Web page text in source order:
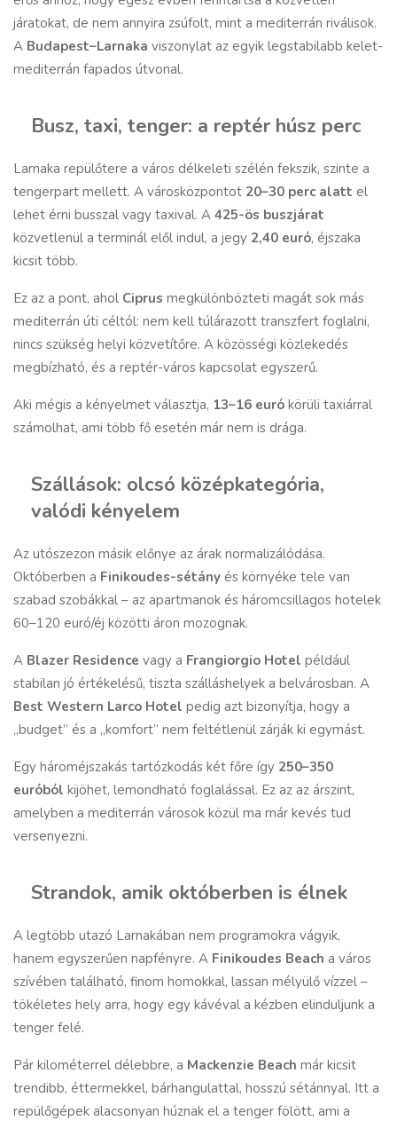
járatokat, de nem annyira zsúfolt, mint a mediterrán riválisok.
A Budapest–Larnaka viszonylat az egyik legstabilabb kelet-
mediterrán fapados útvonal.
Busz, taxi, tenger: a reptér húsz perc
Larnaka repülőtere a város délkeleti szélén fekszik, szinte a
tengerpart mellett. A városközpontot 20–30 perc alatt el
lehet érni busszal vagy taxival. A 425-ös buszjárat
közvetlenül a terminál elől indul, a jegy 2,40 euró, éjszaka
kicsit több.
Ez az a pont, ahol Ciprus megkülönbözteti magát sok más
mediterrán úti céltól: nem kell túlárazott transzfert foglalni,
nincs szükség helyi közvetítőre. A közösségi közlekedés
megbízható, és a reptér-város kapcsolat egyszerű.
Aki mégis a kényelmet választja, 13–16 euró körüli taxiárral
számolhat, ami több fő esetén már nem is drága.
Szállások: olcsó középkategória,
valódi kényelem
Az utószezon másik előnye az árak normalizálódása.
Októberben a Finikoudes-sétány és környéke tele van
szabad szobákkal – az apartmanok és háromcsillagos hotelek
60–120 euró/éj közötti áron mozognak.
A Blazer Residence vagy a Frangiorgio Hotel például
stabilan jó értékelésű, tiszta szálláshelyek a belvárosban. A
Best Western Larco Hotel pedig azt bizonyítja, hogy a
„budget” és a „komfort” nem feltétlenül zárják ki egymást.
Egy hároméjszakás tartózkodás két főre így 250–350
euróból kijöhet, lemondható foglalással. Ez az az árszint,
amelyben a mediterrán városok közül ma már kevés tud
versenyezni.
Strandok, amik októberben is élnek
A legtöbb utazó Larnakában nem programokra vágyik,
hanem egyszerűen napfényre. A Finikoudes Beach a város
szívében található, finom homokkal, lassan mélyülő vízzel –
tökéletes hely arra, hogy egy kávéval a kézben elinduljunk a
tenger felé.
Pár kilométerrel délebbre, a Mackenzie Beach már kicsit
trendibb, éttermekkel, bárhangulattal, hosszú sétánnyal. Itt a
repülőgépek alacsonyan húznak el a tenger fölött, ami a